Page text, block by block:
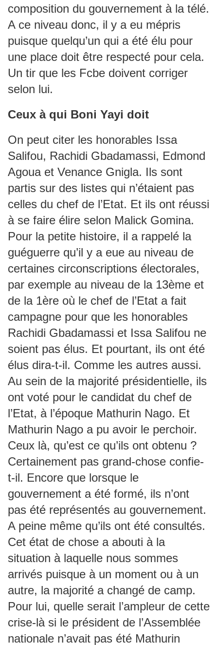
composition du gouvernement à la télé.
A ce niveau donc, il y a eu mépris
puisque quelqu’un qui a été élu pour
une place doit être respecté pour cela.
Un tir que les Fcbe doivent corriger
selon lui.
Ceux à qui Boni Yayi doit
On peut citer les honorables Issa
Salifou, Rachidi Gbadamassi, Edmond
Agoua et Venance Gnigla. Ils sont
partis sur des listes qui n’étaient pas
celles du chef de l’Etat. Et ils ont réussi
à se faire élire selon Malick Gomina.
Pour la petite histoire, il a rappelé la
guéguerre qu’il y a eue au niveau de
certaines circonscriptions électorales,
par exemple au niveau de la 13ème et
de la 1ère où le chef de l’Etat a fait
campagne pour que les honorables
Rachidi Gbadamassi et Issa Salifou ne
soient pas élus. Et pourtant, ils ont été
élus dira-t-il. Comme les autres aussi.
Au sein de la majorité présidentielle, ils
ont voté pour le candidat du chef de
l’Etat, à l’époque Mathurin Nago. Et
Mathurin Nago a pu avoir le perchoir.
Ceux là, qu’est ce qu’ils ont obtenu ?
Certainement pas grand-chose confie-
t-il. Encore que lorsque le
gouvernement a été formé, ils n’ont
pas été représentés au gouvernement.
A peine même qu’ils ont été consultés.
Cet état de chose a abouti à la
situation à laquelle nous sommes
arrivés puisque à un moment ou à un
autre, la majorité a changé de camp.
Pour lui, quelle serait l’ampleur de cette
crise-là si le président de l’Assemblée
nationale n’avait pas été Mathurin